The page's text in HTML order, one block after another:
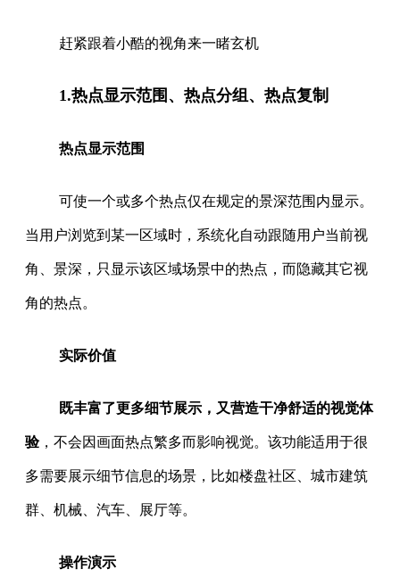
赶紧跟着小酷的视角来一睹玄机
1.热点显示范围、热点分组、热点复制
热点显示范围
可使一个或多个热点仅在规定的景深范围内显示。
当用户浏览到某一区域时，系统化自动跟随用户当前视
角、景深，只显示该区域场景中的热点，而隐藏其它视
角的热点。
实际价值
既丰富了更多细节展示，又营造干净舒适的视觉体
验，不会因画面热点繁多而影响视觉。该功能适用于很
多需要展示细节信息的场景，比如楼盘社区、城市建筑
群、机械、汽车、展厅等。
操作演示